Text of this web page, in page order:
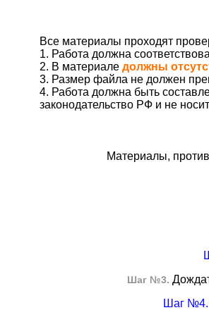
Все материалы проходят
1. Работа должна
2. В материале должны
3. Размер файла не должен
4. Работа должна быть
законодательство РФ и не
Материалы,
Шаг №3.
Шаг №4.